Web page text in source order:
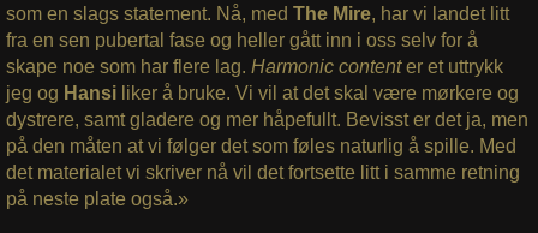
som en slags statement. Nå, med The Mire, har vi landet litt
fra en sen pubertal fase og heller gått inn i oss selv for å
skape noe som har flere lag. Harmonic contenter et uttrykk
jeg og Hansi liker å bruke. Vi vil at det skal være mørkere og
dystrere, samt gladere og mer håpefullt. Bevisst er det ja, men
på den måten at vi følger det som føles naturlig å spille. Med
det materialet vi skriver nå vil det fortsette litt i samme retning
på neste plate også.»